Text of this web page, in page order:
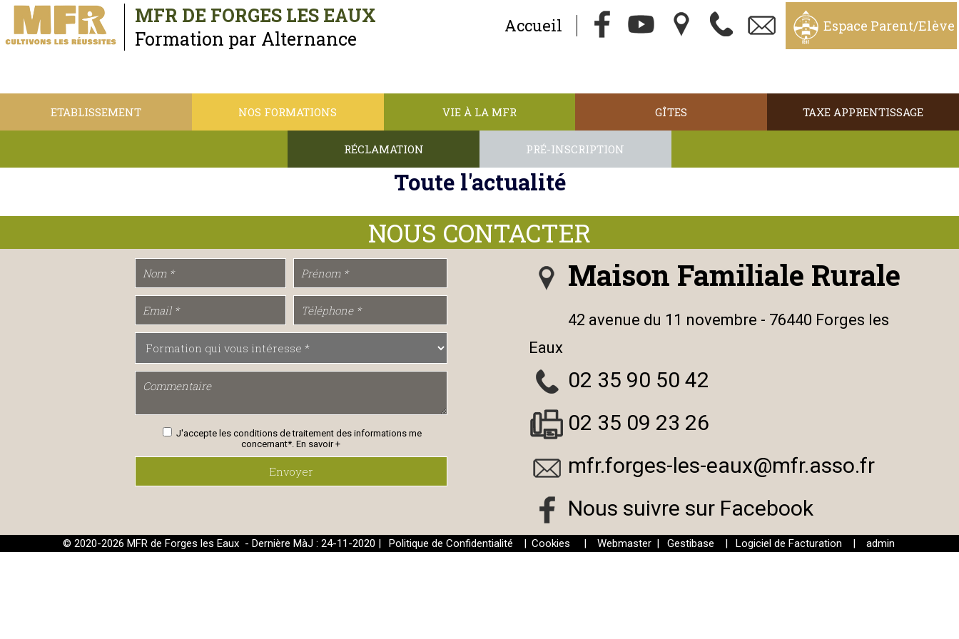
MFR DE FORGES LES EAUX
Formation par Alternance
Accueil Espace Parent/Elève
ETABLISSEMENT NOS FORMATIONS VIE À LA MFR GÎTES TAXE APPRENTISSAGE
RÉCLAMATION PRÉ-INSCRIPTION
Toute l'actualité
J'accepte les conditions de traitement des informations me
concernant*.En savoir +
Envoyer
Maison Familiale Rurale
42 avenue du 11 novembre - 76440 Forges les
Eaux
02 35 90 50 42
02 35 09 23 26
mfr.forges-les-eaux@mfr.asso.fr
Nous suivre sur Facebook
© 2020-2026 MFR de Forges les Eaux - Dernière MàJ : 24-11-2020 | Politique de Confidentialité Cookies Webmaster Gestibase Logiciel de Facturation admin